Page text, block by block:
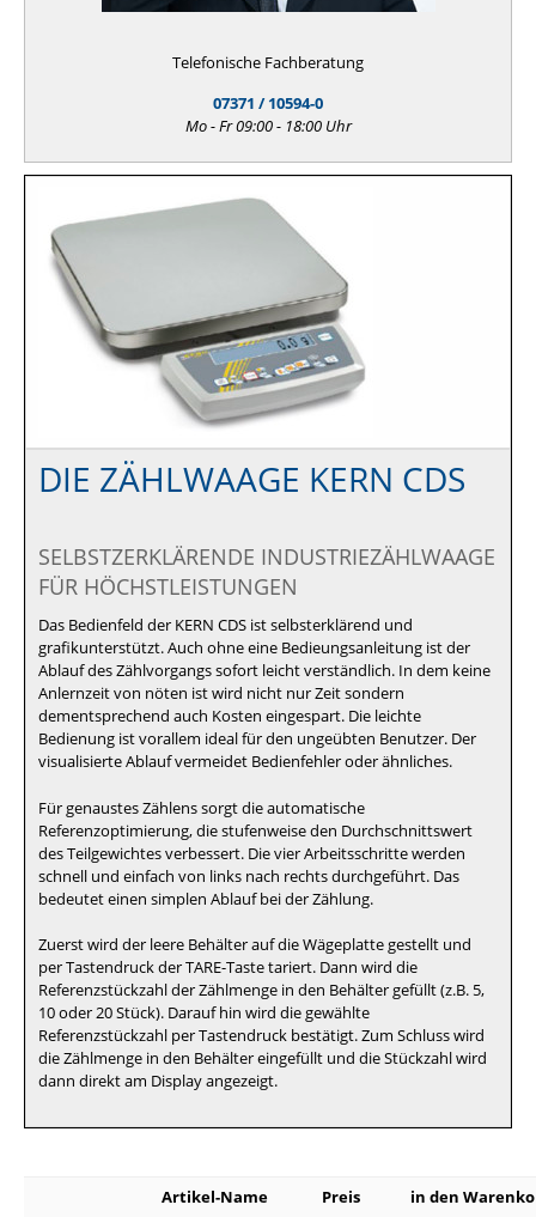
Telefonische Fachberatung
07371 / 10594-0
Mo - Fr 09:00 - 18:00 Uhr
DIE ZÄHLWAAGE KERN CDS
SELBSTZERKLÄRENDE INDUSTRIEZÄHLWAAGE
FÜR HÖCHSTLEISTUNGEN
Das Bedienfeld der KERN CDS ist selbsterklärend und
grafikunterstützt. Auch ohne eine Bedieungsanleitung ist der
Ablauf des Zählvorgangs sofort leicht verständlich. In dem keine
Anlernzeit von nöten ist wird nicht nur Zeit sondern
dementsprechend auch Kosten eingespart. Die leichte
Bedienung ist vorallem ideal für den ungeübten Benutzer. Der
visualisierte Ablauf vermeidet Bedienfehler oder ähnliches.
Für genaustes Zählens sorgt die automatische
Referenzoptimierung, die stufenweise den Durchschnittswert
des Teilgewichtes verbessert. Die vier Arbeitsschritte werden
schnell und einfach von links nach rechts durchgeführt. Das
bedeutet einen simplen Ablauf bei der Zählung.
Zuerst wird der leere Behälter auf die Wägeplatte gestellt und
per Tastendruck der TARE-Taste tariert. Dann wird die
Referenzstückzahl der Zählmenge in den Behälter gefüllt (z.B. 5,
10 oder 20 Stück). Darauf hin wird die gewählte
Referenzstückzahl per Tastendruck bestätigt. Zum Schluss wird
die Zählmenge in den Behälter eingefüllt und die Stückzahl wird
dann direkt am Display angezeigt.
Artikel-Name Preis in den